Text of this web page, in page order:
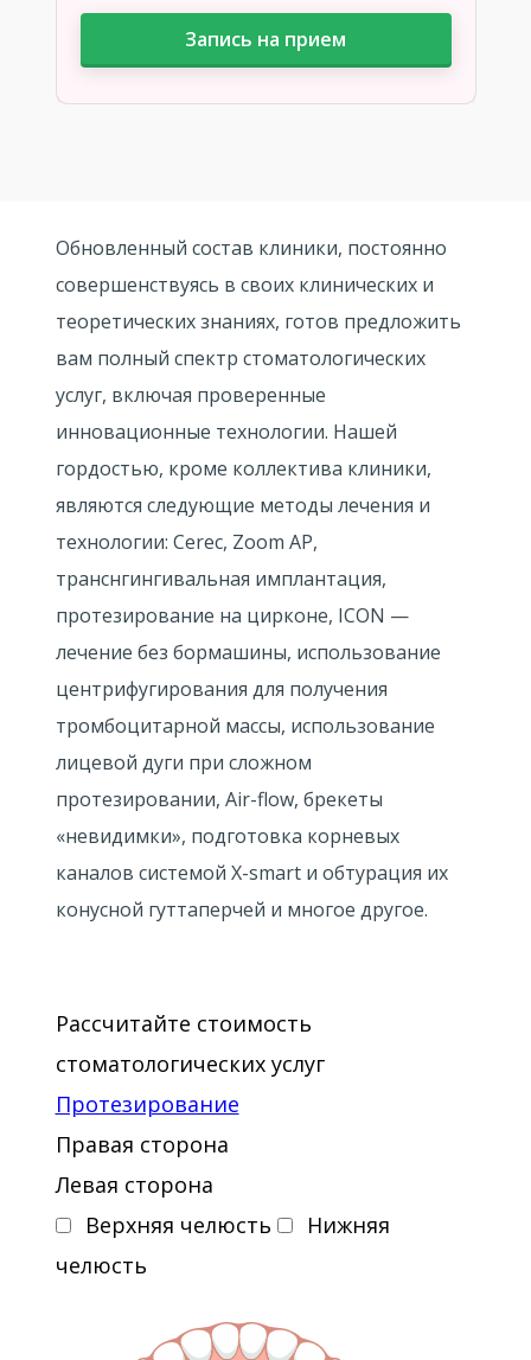
Запись на прием
Обновленный состав клиники, постоянно
совершенствуясь в своих клинических и
теоретических знаниях, готов предложить
вам полный спектр стоматологических
услуг, включая проверенные
инновационные технологии. Нашей
гордостью, кроме коллектива клиники,
являются следующие методы лечения и
технологии: Cerec, Zoom AP,
транснгингивальная имплантация,
протезирование на цирконе, ICON —
лечение без бормашины, использование
центрифугирования для получения
тромбоцитарной массы, использование
лицевой дуги при сложном
протезировании, Air-flow, брекеты
«невидимки», подготовка корневых
каналов системой X-smart и обтурация их
конусной гуттаперчей и многое другое.
Рассчитайте стоимость
стоматологических услуг
Протезирование
Правая сторона
Левая сторона
Верхняя челюсть
Нижняя
челюсть